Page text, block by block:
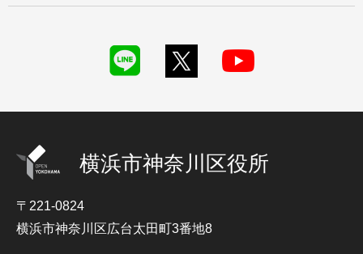
横浜市神奈川区役所
〒221-0824
横浜市神奈川区広台太田町3番地8